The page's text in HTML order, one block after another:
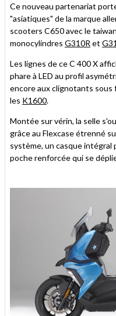
Ce nouveau partenariat
"asiatiques" de la marque
scooters C650 avec le
monocylindres G310R et
Les lignes de ce C 400 X
phare à LED au profil
encore aux clignotants sous
les K1600.
Montée sur vérin, la selle
grâce au Flexcase étrenné
système, un casque
poche renforcée qui se